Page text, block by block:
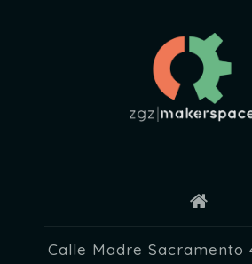
Calle Madre Sacramento